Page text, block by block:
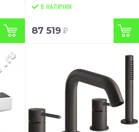
В НАЛИЧИИ
87 519